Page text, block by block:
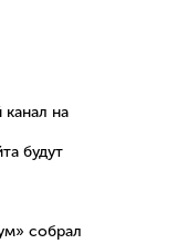
на
будут
собрал